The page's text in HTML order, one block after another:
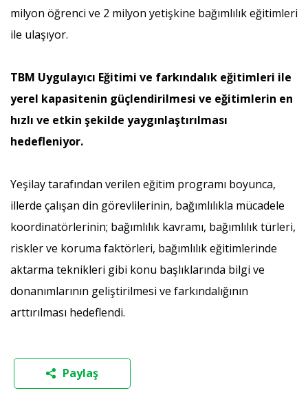
milyon öğrenci ve 2 milyon yetişkine bağımlılık eğitimleri
ile ulaşıyor.
TBM Uygulayıcı Eğitimi ve farkındalık eğitimleri ile
yerel kapasitenin güçlendirilmesi ve eğitimlerin en
hızlı ve etkin şekilde yaygınlaştırılması
hedefleniyor.
Yeşilay tarafından verilen eğitim programı boyunca,
illerde çalışan din görevlilerinin, bağımlılıkla mücadele
koordinatörlerinin; bağımlılık kavramı, bağımlılık türleri,
riskler ve koruma faktörleri, bağımlılık eğitimlerinde
aktarma teknikleri gibi konu başlıklarında bilgi ve
donanımlarının geliştirilmesi ve farkındalığının
arttırılması hedeflendi.
Paylaş